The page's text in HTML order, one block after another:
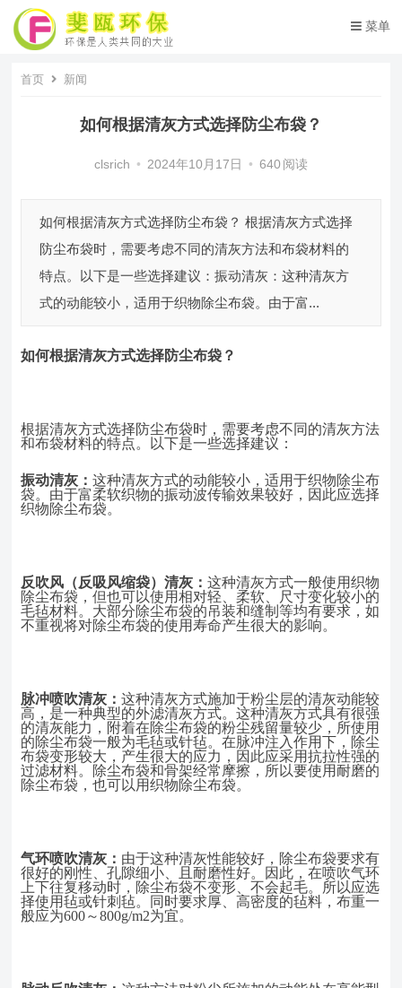
菜单
首页 新闻
如何根据清灰方式选择防尘布袋？
clsrich • 2024年10月17日 • 640 阅读
如何根据清灰方式选择防尘布袋？ 根据清灰方式选择
防尘布袋时，需要考虑不同的清灰方法和布袋材料的
特点。以下是一些选择建议：振动清灰：这种清灰方
式的动能较小，适用于织物除尘布袋。由于富...
如何根据清灰方式选择防尘布袋？
根据清灰方式选择防尘布袋时，需要考虑不同的清灰方法
和布袋材料的特点。以下是一些选择建议：
振动清灰：这种清灰方式的动能较小，适用于织物除尘布
袋。由于富柔软织物的振动波传输效果较好，因此应选择
织物除尘布袋。
反吹风（反吸风缩袋）清灰：这种清灰方式一般使用织物
除尘布袋，但也可以使用相对轻、柔软、尺寸变化较小的
毛毡材料。大部分除尘布袋的吊装和缝制等均有要求，如
不重视将对除尘布袋的使用寿命产生很大的影响。
脉冲喷吹清灰：这种清灰方式施加于粉尘层的清灰动能较
高，是一种典型的外滤清灰方式。这种清灰方式具有很强
的清灰能力，附着在除尘布袋的粉尘残留量较少，所使用
的除尘布袋一般为毛毡或针毡。在脉冲注入作用下，除尘
布袋变形较大，产生很大的应力，因此应采用抗拉性强的
过滤材料。除尘布袋和骨架经常摩擦，所以要使用耐磨的
除尘布袋，也可以用织物除尘布袋。
气环喷吹清灰： 由于这种清灰性能较好，除尘布袋要求有
很好的刚性、孔隙细小、且耐磨性好。因此，在喷吹气环
上下往复移动时，除尘布袋不变形、不会起毛。所以应选
择使用毡或针刺毡。同时要求厚、高密度的毡料，布重一
般应为600～800g/m2为宜。